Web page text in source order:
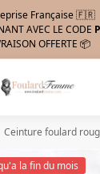
Française 🇫🇷
AVEC LE CODE
OFFERTE 📦
Ceinture foulard
la fin du mois